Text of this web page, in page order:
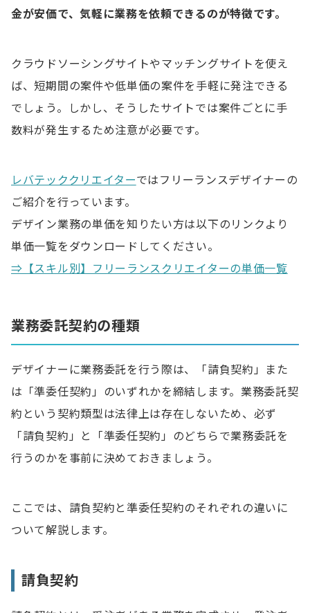
金が安価で、気軽に業務を依頼できるのが特徴です。
クラウドソーシングサイトやマッチングサイトを使え
ば、短期間の案件や低単価の案件を手軽に発注できる
でしょう。しかし、そうしたサイトでは案件ごとに手
数料が発生するため注意が必要です。
レバテッククリエイターではフリーランスデザイナーの
ご紹介を行っています。
デザイン業務の単価を知りたい方は以下のリンクより
単価一覧をダウンロードしてください。
⇒【スキル別】フリーランスクリエイターの単価一覧
業務委託契約の種類
デザイナーに業務委託を行う際は、「請負契約」また
は「準委任契約」のいずれかを締結します。業務委託契
約という契約類型は法律上は存在しないため、必ず
「請負契約」と「準委任契約」のどちらで業務委託を
行うのかを事前に決めておきましょう。
ここでは、請負契約と準委任契約のそれぞれの違いに
ついて解説します。
請負契約